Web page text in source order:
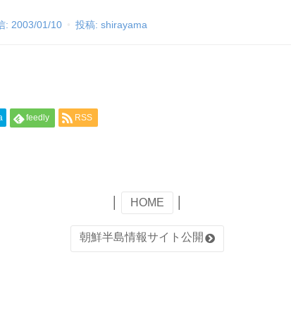
: 2003/01/10 投稿: shirayama
feedly RSS
HOME
朝鮮半島情報サイト公開